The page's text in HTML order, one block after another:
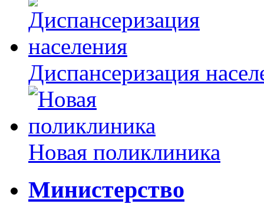
Диспансеризация
Новая поликлиника
Министерство